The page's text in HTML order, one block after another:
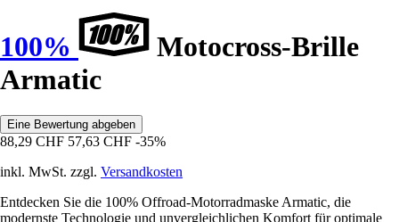
100%
Motocross-Brille
Armatic
Eine Bewertung abgeben
88,29 CHF 57,63 CHF -35%
inkl. MwSt. zzgl. Versandkosten
Entdecken Sie die 100% Offroad-Motorradmaske Armatic, die
modernste Technologie und unvergleichlichen Komfort für optimale